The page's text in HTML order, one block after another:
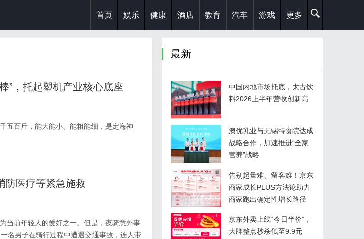
首页 娱乐 健康 酒店 教育 汽车 游戏 更多
”，托起塑机产业核心底座
五百斤，能大能小、能粗能细，是定海神
防医疗等紧急施救
当前年轻人的爱好之一。但是，夜骑意外事
名男子在骑行过程中遭遇交通事故，连人带
最新
中国内地市场托底，太古饮
料2026上半年营收创新高
澳优乳业与无锡特食院达成
战略合作，加速推进“全家
营养”战略
告别起量难、留客难！京东
商家成长PLUS方法论助力
商家跑出确定性增长路径
京东外卖上线“今日半价”，
大牌整点秒杀低至9.9元